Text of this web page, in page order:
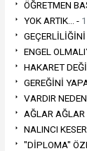
ÖĞRETMEN
YOK ARTIK... -
ENGEL
HAKARET
GEREĞİNİ
VARDIR
AĞLAR
NALINCI
"DİPLOMA"